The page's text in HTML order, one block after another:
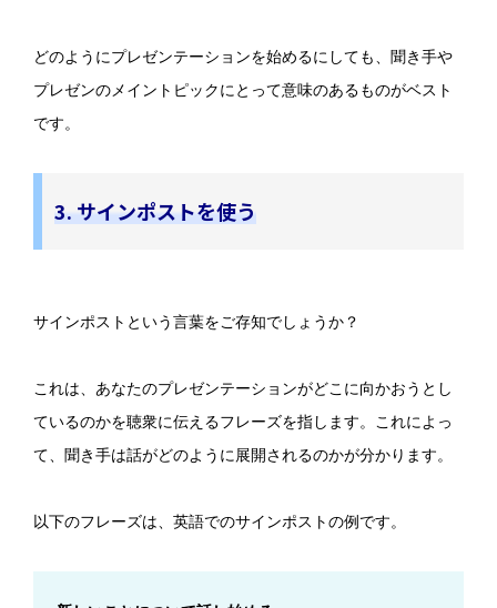
どのようにプレゼンテーションを始めるにしても、聞き手や
プレゼンのメイントピックにとって意味のあるものがベスト
です。
3. サインポストを使う
サインポストという言葉をご存知でしょうか？
これは、あなたのプレゼンテーションがどこに向かおうとし
ているのかを聴衆に伝えるフレーズを指します。これによっ
て、聞き手は話がどのように展開されるのかが分かります。
以下のフレーズは、英語でのサインポストの例です。